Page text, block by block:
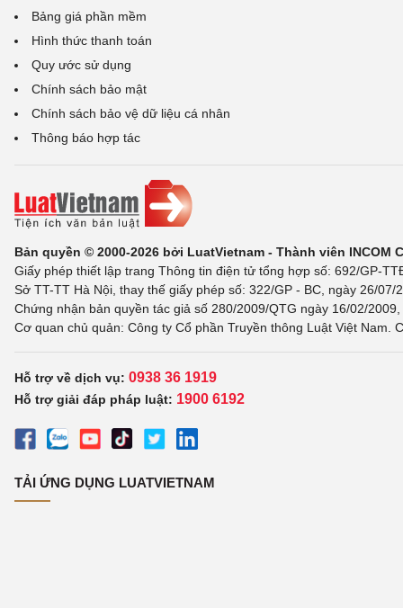
Bảng giá phần mềm
Hình thức thanh toán
Quy ước sử dụng
Chính sách bảo mật
Chính sách bảo vệ dữ liệu cá nhân
Thông báo hợp tác
Bản quyền © 2000-2026 bởi LuatVietnam - Thành viên INCOM
Giấy phép thiết lập trang Thông tin điện tử tổng hợp số: 692/GP-
Sở TT-TT Hà Nội, thay thế giấy phép số: 322/GP - BC, ngày 26/
Chứng nhận bản quyền tác giả số 280/2009/QTG ngày 16/02/
Cơ quan chủ quản: Công ty Cổ phần Truyền thông Luật Việt Nam.
Hỗ trợ về dịch vụ: 0938 36 1919
Hỗ trợ giải đáp pháp luật: 1900 6192
TẢI ỨNG DỤNG LUATVIETNAM